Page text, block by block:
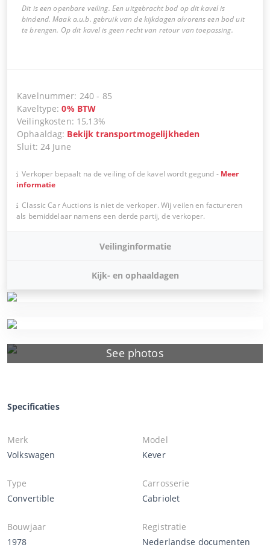
See photos
Dit is een openbare veiling. Een uitgebracht bod op dit kavel is
bindend. Maak a.u.b. gebruik van de kijkdagen alvorens een bod uit
te brengen. Op dit kavel is geen recht van retour van toepassing.
Kavelnummer: 240 - 85
Kaveltype:0% BTW
Veilingkosten: 15,13%
Ophaaldag: Bekijk transportmogelijkheden
Sluit: 24 June
Verkoper bepaalt na de veiling of de kavel wordt gegund - Meer
informatie
Classic Car Auctions is niet de verkoper. Wij veilen en factureren
als bemiddelaar namens een derde partij, de verkoper.
Veilinginformatie
Kijk- en ophaaldagen
Specificaties
Merk
Volkswagen
Model
Kever
Type
Convertible
Carrosserie
Cabriolet
Bouwjaar
1978
Registratie
Nederlandse documenten